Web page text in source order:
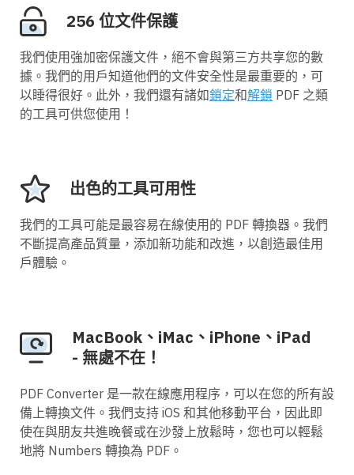
256 位文件保護
我們使用強加密保護文件，絕不會與第三方共享您的數
據。我們的用戶知道他們的文件安全性是最重要的，可
以睡得很好。此外，我們還有諸如鎖定和解鎖 PDF 之類
的工具可供您使用！
出色的工具可用性
我們的工具可能是最容易在線使用的 PDF 轉換器。我們
不斷提高產品質量，添加新功能和改進，以創造最佳用
戶體驗。
MacBook、iMac、iPhone、iPad
- 無處不在！
PDF Converter 是一款在線應用程序，可以在您的所有設
備上轉換文件。我們支持 iOS 和其他移動平台，因此即
使在與朋友共進晚餐或在沙發上放鬆時，您也可以輕鬆
地將 Numbers 轉換為 PDF。